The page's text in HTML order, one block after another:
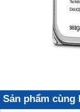
Sản phẩm cùng